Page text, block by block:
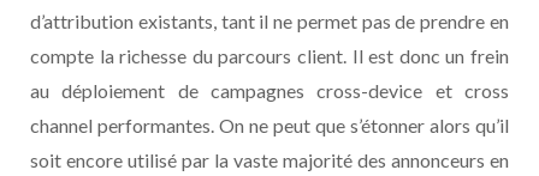
d’attribution existants, tant il ne permet pas de prendre en
compte la richesse du parcours client. Il est donc un frein
au déploiement de campagnes cross-device et cross
channel performantes. On ne peut que s’étonner alors qu’il
soit encore utilisé par la vaste majorité des annonceurs en